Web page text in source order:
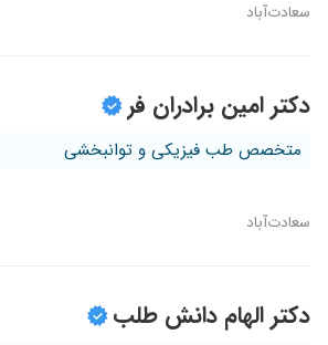
سعادت‌آباد
دکتر امین برادران فر
متخصص طب فیزیکی و توانبخشی
سعادت‌آباد
دکتر الهام دانش طلب